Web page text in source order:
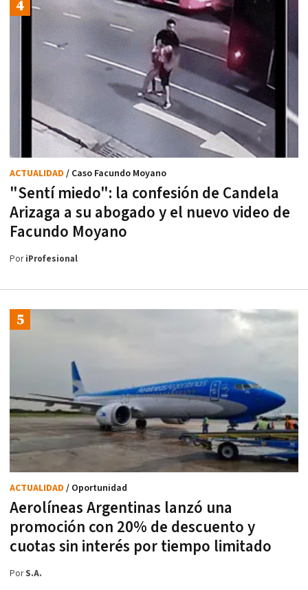
"Sentí miedo": la confesión de Candela
Arizaga a su abogado y el nuevo video de
Facundo Moyano
ACTUALIDAD / Caso Facundo Moyano
PoriProfesional
Aerolíneas Argentinas lanzó una
promoción con 20% de descuento y
cuotas sin interés por tiempo limitado
ACTUALIDAD / Oportunidad
PorS.A.